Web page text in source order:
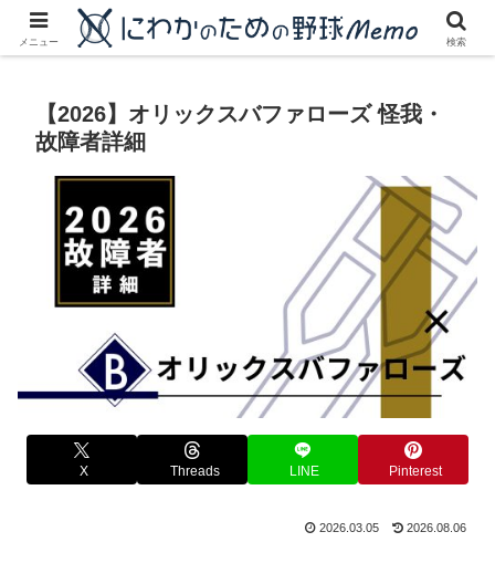
にわかに優しいプロ野球ブログ
【2026】オリックスバファローズ 怪我・
故障者詳細
X Threads LINE Pinterest
2026.03.05 2026.08.06
メニュー 検索